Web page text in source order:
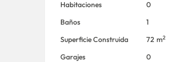
Habitaciones
0
Baños
1
Superficie Construida
72 m2
Garajes 0